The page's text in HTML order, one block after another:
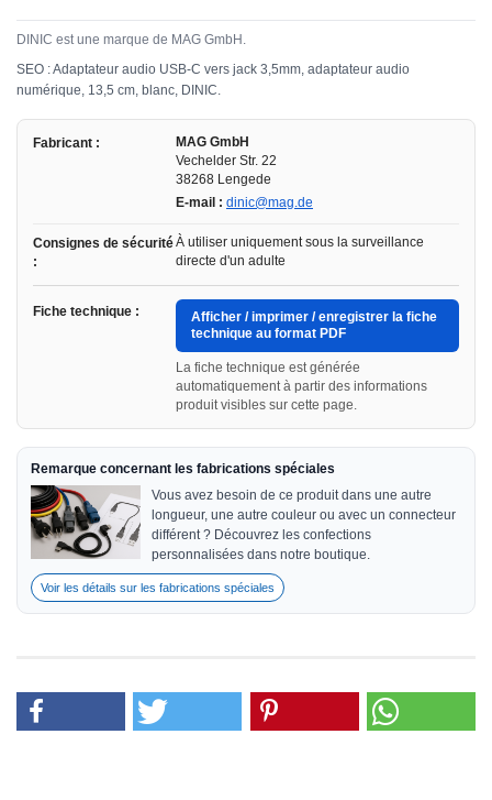
DINIC est une marque de MAG GmbH.
SEO : Adaptateur audio USB-C vers jack 3,5mm, adaptateur audio
numérique, 13,5 cm, blanc, DINIC.
Fabricant :
MAG GmbH
Vechelder Str. 22
38268 Lengede
E-mail : dinic@mag.de
Consignes de sécurité
:
À utiliser uniquement sous la surveillance
directe d'un adulte
Fiche technique :
Afficher / imprimer / enregistrer la fiche
technique au format PDF
La fiche technique est générée
automatiquement à partir des informations
produit visibles sur cette page.
Remarque concernant les fabrications spéciales
Vous avez besoin de ce produit dans une autre
longueur, une autre couleur ou avec un connecteur
différent ? Découvrez les confections
personnalisées dans notre boutique.
Voir les détails sur les fabrications spéciales